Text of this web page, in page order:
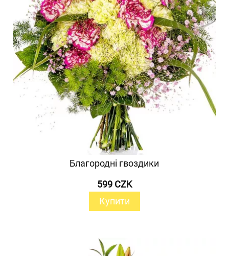
Благородні гвоздики
599 CZK
Купити